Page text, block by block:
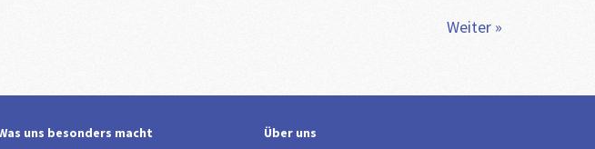
Weiter »
uns besonders macht Über uns